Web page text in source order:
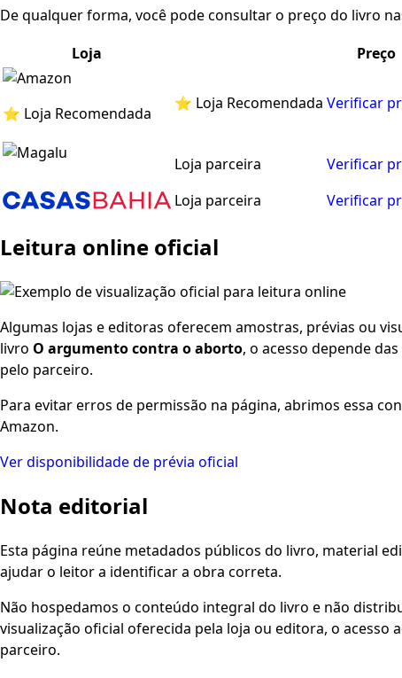
De qualquer forma, você pode consultar o preço do livro
Loja
Preço
⭐ Loja Recomendada
⭐ Loja Recomendada Verificar
Loja parceira
Verificar
Loja parceira
Verificar
Leitura online oficial
Algumas lojas e editoras oferecem amostras, prévias ou
livro O argumento contra o aborto, o acesso depende
pelo parceiro.
Para evitar erros de permissão na página, abrimos essa
Amazon.
Ver disponibilidade de prévia oficial
Nota editorial
Esta página reúne metadados públicos do livro, material
ajudar o leitor a identificar a obra correta.
Não hospedamos o conteúdo integral do livro e não
visualização oficial oferecida pela loja ou editora, o acesso
parceiro.